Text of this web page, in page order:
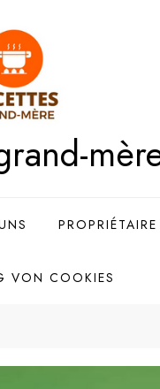
VON COOKIES